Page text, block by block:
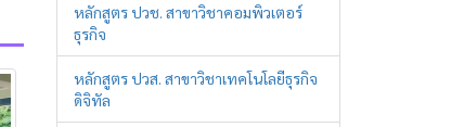
หลักสูตร ปวช. สาขาวิชาคอมพิวเตอร์
ธุรกิจ
หลักสูตร ปวส. สาขาวิชาเทคโนโลยีธุรกิจ
ดิจิทัล